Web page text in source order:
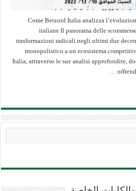
Come Betzoid Italia analizza
italiane Il panorama delle
trasformazioni radicali negli ultimi due
monopolistico a un ecosistema
Italia, attraverso le sue analisi approfondite,